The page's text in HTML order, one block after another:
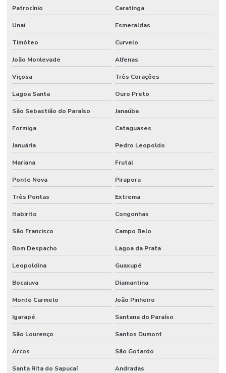
Patrocínio Caratinga
Unaí Esmeraldas
Timóteo Curvelo
João Monlevade Alfenas
Viçosa Três Corações
Lagoa Santa Ouro Preto
São Sebastião do Paraíso Janaúba
Formiga Cataguases
Januária Pedro Leopoldo
Mariana Frutal
Ponte Nova Pirapora
Três Pontas Extrema
Itabirito Congonhas
São Francisco Campo Belo
Bom Despacho Lagoa da Prata
Leopoldina Guaxupé
Bocaiuva Diamantina
Monte Carmelo João Pinheiro
Igarapé Santana do Paraíso
São Lourenço Santos Dumont
Arcos São Gotardo
Santa Rita do Sapucaí Andradas